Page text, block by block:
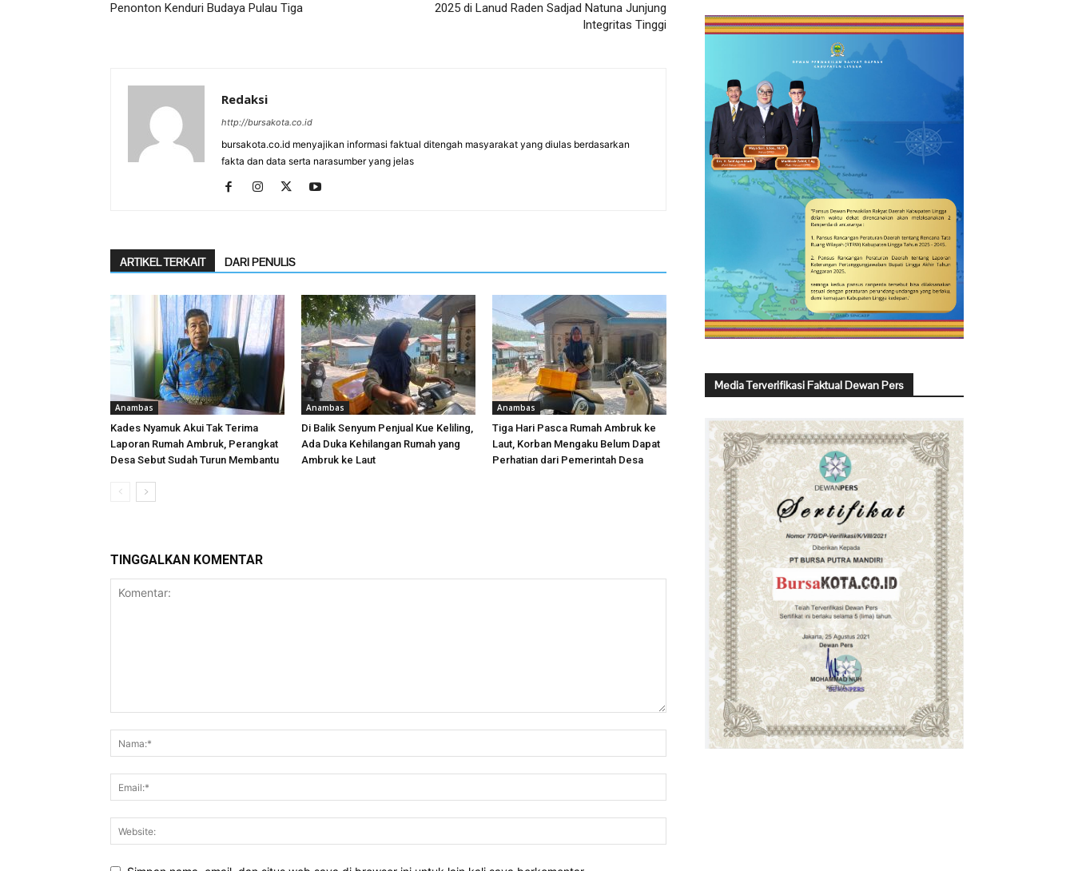
Penonton Kenduri Budaya Pulau Tiga
2025 di Lanud Raden Sadjad Natuna Junjung
Integritas Tinggi
Redaksi
http://bursakota.co.id
bursakota.co.id menyajikan informasi faktual ditengah masyarakat yang diulas berdasarkan
fakta dan data serta narasumber yang jelas
ARTIKEL TERKAIT DARI PENULIS
Anambas
Kades Nyamuk Akui Tak Terima
Laporan Rumah Ambruk, Perangkat
Desa Sebut Sudah Turun Membantu
Anambas
Di Balik Senyum Penjual Kue Keliling,
Ada Duka Kehilangan Rumah yang
Ambruk ke Laut
Anambas
Tiga Hari Pasca Rumah Ambruk ke
Laut, Korban Mengaku Belum Dapat
Perhatian dari Pemerintah Desa
TINGGALKAN KOMENTAR
Media Terverifikasi Faktual Dewan Pers